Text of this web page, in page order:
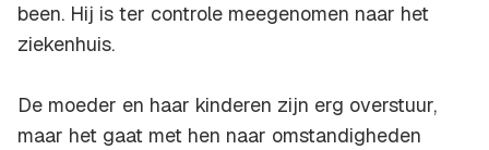
been. Hij is ter controle meegenomen naar het
ziekenhuis.
De moeder en haar kinderen zijn erg overstuur,
maar het gaat met hen naar omstandigheden